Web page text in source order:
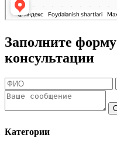
Заполните
консультации
Категории